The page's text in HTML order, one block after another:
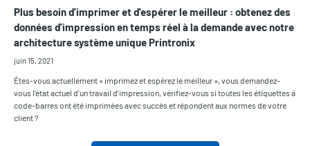
Plus besoin d'imprimer et d'espérer le meilleur : obtenez des
données d'impression en temps réel à la demande avec notre
architecture système unique Printronix
juin 15, 2021
Êtes-vous actuellement « imprimez et espérez le meilleur », vous demandez-
vous l'état actuel d'un travail d'impression, vérifiez-vous si toutes les étiquettes à
code-barres ont été imprimées avec succès et répondent aux normes de votre
client ?